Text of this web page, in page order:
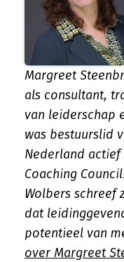
Margreet
als consultant,
van leiderschap
was bestuurslid
Nederland
Coaching
Wolbers schreef
dat
potentieel van
over Margreet